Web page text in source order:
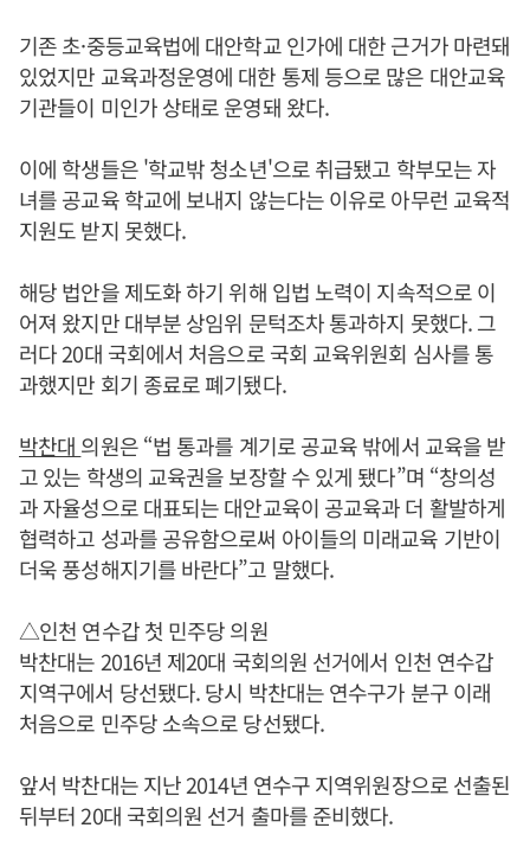
기존 초·중등교육법에 대안학교 인가에 대한 근거가 마련돼
있었지만 교육과정운영에 대한 통제 등으로 많은 대안교육
기관들이 미인가 상태로 운영돼 왔다.
이에 학생들은 '학교밖 청소년'으로 취급됐고 학부모는 자
녀를 공교육 학교에 보내지 않는다는 이유로 아무런 교육적
지원도 받지 못했다.
해당 법안을 제도화 하기 위해 입법 노력이 지속적으로 이
어져 왔지만 대부분 상임위 문턱조차 통과하지 못했다. 그
러다 20대 국회에서 처음으로 국회 교육위원회 심사를 통
과했지만 회기 종료로 폐기됐다.
박찬대 의원은 “법 통과를 계기로 공교육 밖에서 교육을 받
고 있는 학생의 교육권을 보장할 수 있게 됐다”며 “창의성
과 자율성으로 대표되는 대안교육이 공교육과 더 활발하게
협력하고 성과를 공유함으로써 아이들의 미래교육 기반이
더욱 풍성해지기를 바란다”고 말했다.
△인천 연수갑 첫 민주당 의원
박찬대는 2016년 제20대 국회의원 선거에서 인천 연수갑
지역구에서 당선됐다. 당시 박찬대는 연수구가 분구 이래
처음으로 민주당 소속으로 당선됐다.
앞서 박찬대는 지난 2014년 연수구 지역위원장으로 선출된
뒤부터 20대 국회의원 선거 출마를 준비했다.